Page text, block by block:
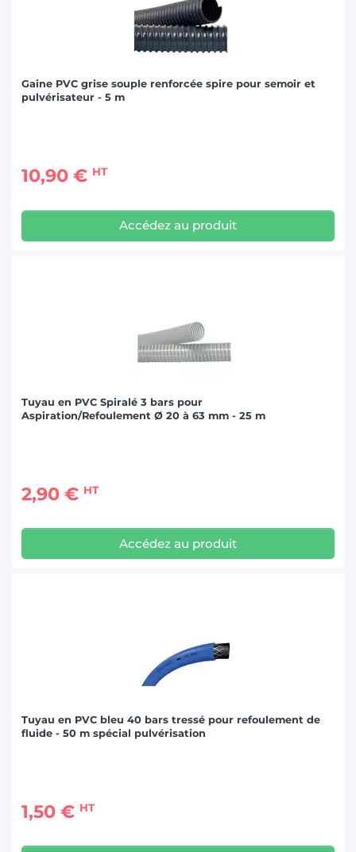
Gaine PVC grise souple renforcée spire pour semoir et
pulvérisateur - 5 m
10,90 € HT
Accédez au produit
Tuyau en PVC Spiralé 3 bars pour
Aspiration/Refoulement Ø 20 à 63 mm - 25 m
2,90 € HT
Accédez au produit
Tuyau en PVC bleu 40 bars tressé pour refoulement de
fluide - 50 m spécial pulvérisation
1,50 € HT